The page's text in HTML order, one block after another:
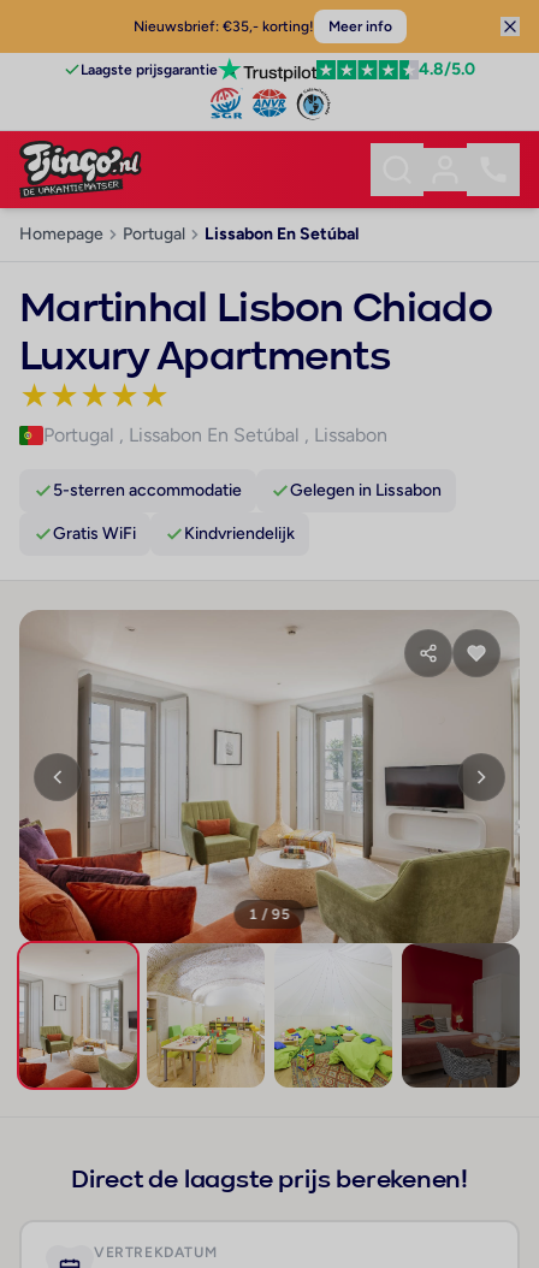
Nieuwsbrief: €35,- korting! Meer info
Laagste prijsgarantie 4.8/5.0
Homepage Portugal Lissabon En Setúbal
Martinhal Lisbon Chiado
Luxury Apartments
★★★★★
Portugal , Lissabon En Setúbal , Lissabon
5-sterren accommodatie Gelegen in Lissabon
Gratis WiFi Kindvriendelijk
1 / 95
Direct de laagste prijs berekenen!
VERTREKDATUM